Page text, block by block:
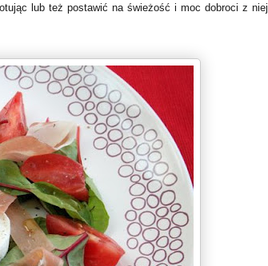
lub też postawić na świeżość i moc dobroci z niej